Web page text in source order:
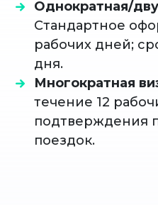
Однократная/
Стандартное
рабочих дней;
дня.
Многократная
течение 12
подтверждения
поездок.